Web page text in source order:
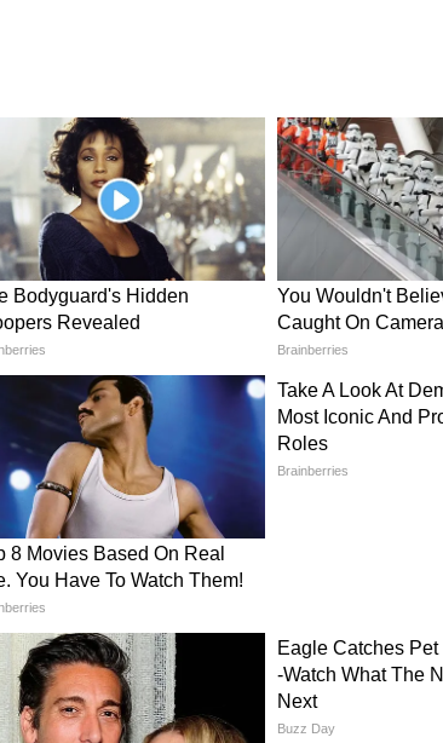
की विशेष कृपा हो सकती है। आपकी आर्थिक
रहेंगे। अगर आप कोई नया बिजनेस शुरू करने
साबित हो सकता है।